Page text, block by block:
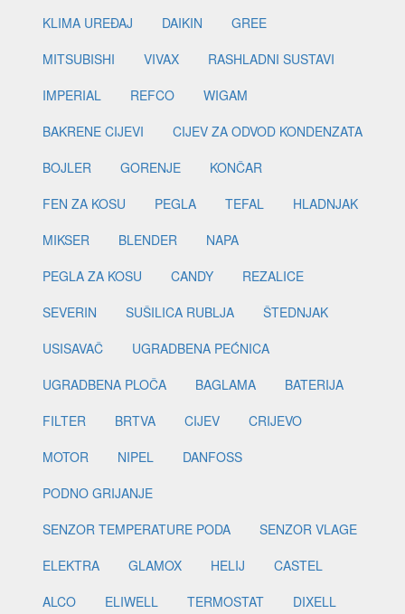
KLIMA UREĐAJ
DAIKIN
GREE
MITSUBISHI
VIVAX
RASHLADNI SUSTAVI
IMPERIAL
REFCO
WIGAM
BAKRENE CIJEVI
CIJEV ZA ODVOD KONDENZATA
BOJLER
GORENJE
KONČAR
FEN ZA KOSU
PEGLA TEFAL
HLADNJAK
MIKSER
BLENDER
NAPA
PEGLA ZA KOSU
CANDY
REZALICE
SEVERIN
SUŠILICA RUBLJA
ŠTEDNJAK
USISAVAČ
UGRADBENA PEĆNICA
UGRADBENA PLOČA
BAGLAMA
BATERIJA
FILTER
BRTVA CIJEV
CRIJEVO
MOTOR
NIPEL
DANFOSS
PODNO GRIJANJE
SENZOR TEMPERATURE PODA
SENZOR VLAGE
ELEKTRA
GLAMOX HELIJ
CASTEL
ALCO
ELIWELL TERMOSTAT
DIXELL